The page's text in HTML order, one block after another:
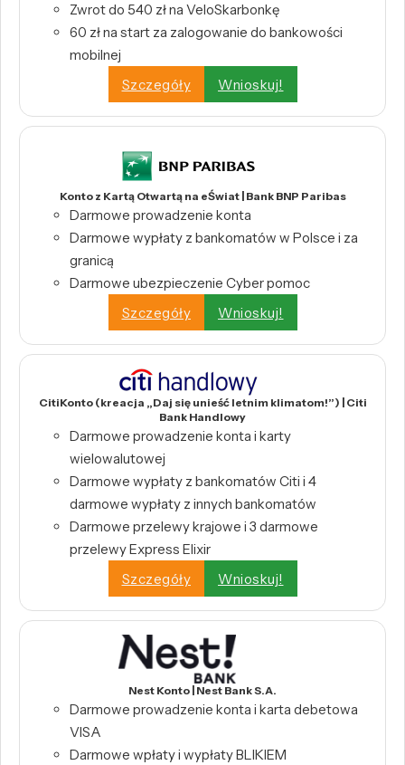
Zwrot do 540 zł na VeloSkarbonkę
60 zł na start za zalogowanie do bankowości
mobilnej
Szczegóły
Wnioskuj!
Konto z Kartą Otwartą na eŚwiat | Bank BNP Paribas
Darmowe prowadzenie konta
Darmowe wypłaty z bankomatów w Polsce i za
granicą
Darmowe ubezpieczenie Cyber pomoc
Szczegóły
Wnioskuj!
CitiKonto (kreacja „Daj się unieść letnim klimatom!”) | Citi
Bank Handlowy
Darmowe prowadzenie konta i karty
wielowalutowej
Darmowe wypłaty z bankomatów Citi i 4
darmowe wypłaty z innych bankomatów
Darmowe przelewy krajowe i 3 darmowe
przelewy Express Elixir
Szczegóły
Wnioskuj!
Nest Konto | Nest Bank S.A.
Darmowe prowadzenie konta i karta debetowa
VISA
Darmowe wpłaty i wypłaty BLIKIEM